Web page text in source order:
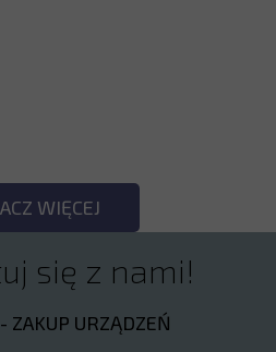
WIĘCEJ
ZAKUP URZĄDZEŃ
się z nami!